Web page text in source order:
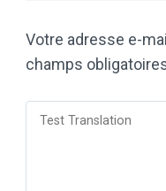
Votre adresse e-
champs